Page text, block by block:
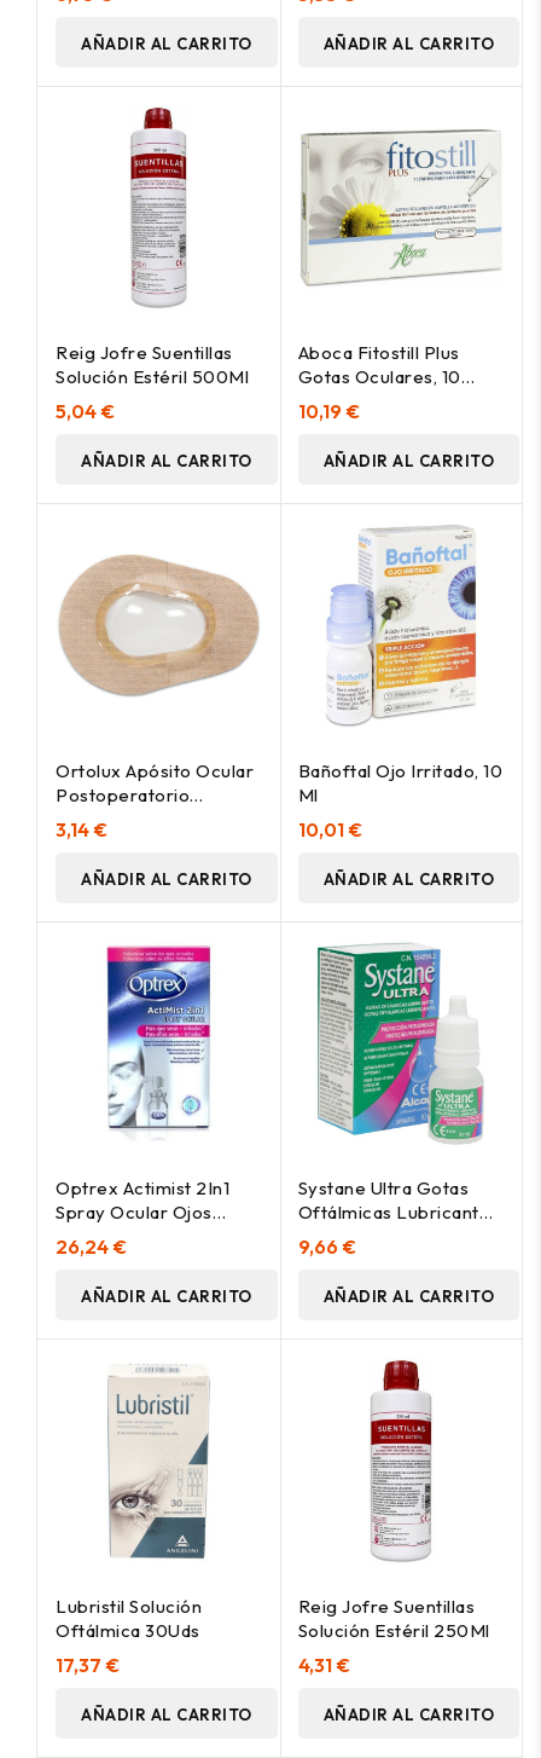
AÑADIR AL CARRITO AÑADIR AL CARRITO
Reig Jofre Suentillas
Solución Estéril 500Ml
5,04 €
AÑADIR AL CARRITO
Aboca Fitostill Plus
Gotas Oculares, 10
Monodosis
10,19 €
AÑADIR AL CARRITO
Ortolux Apósito Ocular
Postoperatorio
Grande, 1 Ud
3,14 €
AÑADIR AL CARRITO
Bañoftal Ojo Irritado, 10
Ml
10,01 €
AÑADIR AL CARRITO
Optrex Actimist 2In1
Spray Ocular Ojos
Secos E Irritados 10Ml
26,24 €
AÑADIR AL CARRITO
Systane Ultra Gotas
Oftálmicas Lubricantes,
10 Ml
9,66 €
AÑADIR AL CARRITO
Lubristil Solución
Oftálmica 30Uds
17,37 €
AÑADIR AL CARRITO
Reig Jofre Suentillas
Solución Estéril 250Ml
4,31 €
AÑADIR AL CARRITO